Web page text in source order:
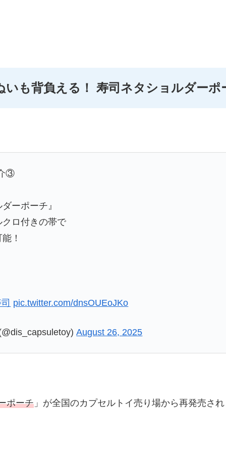
いも背負える！ 寿司ネタショルダーポ
③
ーポーチ』
ロ付きの帯で
！
pic.twitter.com/dnsOUEoJKo
August 26, 2025
ポーチ 」が全国のカプセルトイ売り場から再発売さ